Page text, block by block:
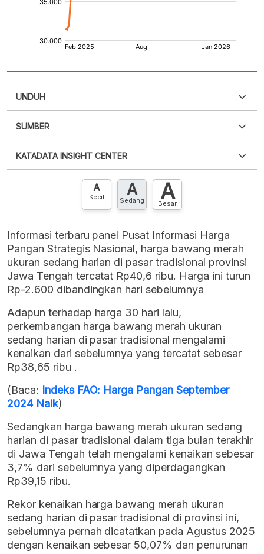
UNDUH
XLS
SUMBER
punya akun?Silakan Daftar sekarang
KATADATA INSIGHT CENTER
Hubungi sekarang »
A
Kecil A
Sedang A
Besar
Informasi terbaru panel Pusat Informasi Harga
Pangan Strategis Nasional, harga bawang merah
ukuran sedang harian di pasar tradisional provinsi
Jawa Tengah tercatat Rp40,6 ribu. Harga ini turun
Rp-2.600 dibandingkan hari sebelumnya
Adapun terhadap harga 30 hari lalu,
perkembangan harga bawang merah ukuran
sedang harian di pasar tradisional mengalami
kenaikan dari sebelumnya yang tercatat sebesar
Rp38,65 ribu .
(Baca: Indeks FAO: Harga Pangan September
2024 Naik)
Sedangkan harga bawang merah ukuran sedang
harian di pasar tradisional dalam tiga bulan terakhir
di Jawa Tengah telah mengalami kenaikan sebesar
3,7% dari sebelumnya yang diperdagangkan
Rp39,15 ribu.
Rekor kenaikan harga bawang merah ukuran
sedang harian di pasar tradisional di provinsi ini,
sebelumnya pernah dicatatkan pada Agustus 2025
dengan kenaikan sebesar 50,07% dan penurunan